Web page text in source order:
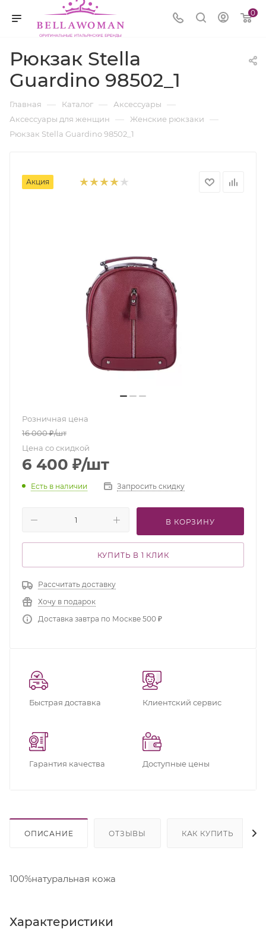
0
Рюкзак Stella
Guardino 98502_1
Главная — Каталог — Аксессуары —
Аксессуары для женщин — Женские рюкзаки —
Рюкзак Stella Guardino 98502_1
Акция
Розничная цена
16 000₽/шт
Цена со скидкой
6 400 ₽/шт
Есть в наличии Запросить скидку
В КОРЗИНУ
КУПИТЬ В 1 КЛИК
Рассчитать доставку
Хочу в подарок
Доставка завтра по Москве 500 ₽
Быстрая доставка Клиентский сервис
Гарантия качества Доступные цены
ОПИСАНИЕ ОТЗЫВЫ КАК КУПИТЬ
100%натуральная кожа
Характеристики